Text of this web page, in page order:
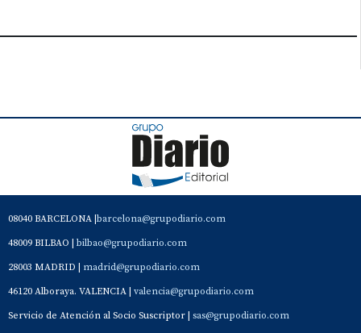
08040 BARCELONA | barcelona@grupodiario.com
48009 BILBAO | bilbao@grupodiario.com
28003 MADRID | madrid@grupodiario.com
46120 Alboraya. VALENCIA | valencia@grupodiario.com
Servicio de Atención al Socio Suscriptor | sas@grupodiario.com